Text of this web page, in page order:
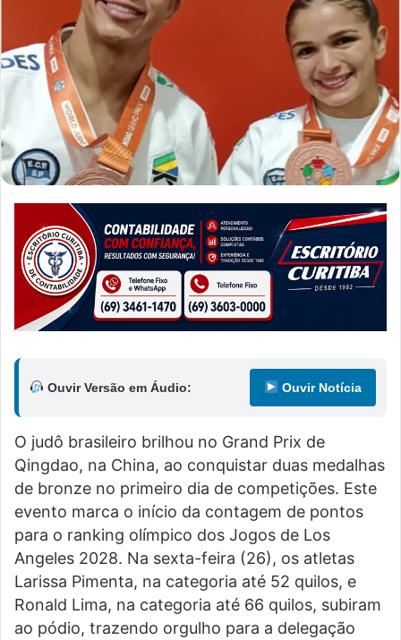
Ouvir Versão em Áudio: Ouvir Notícia
O judô brasileiro brilhou no Grand Prix de
Qingdao, na China, ao conquistar duas medalhas
de bronze no primeiro dia de competições. Este
evento marca o início da contagem de pontos
para o ranking olímpico dos Jogos de Los
Angeles 2028. Na sexta-feira (26), os atletas
Larissa Pimenta, na categoria até 52 quilos, e
Ronald Lima, na categoria até 66 quilos, subiram
ao pódio, trazendo orgulho para a delegação